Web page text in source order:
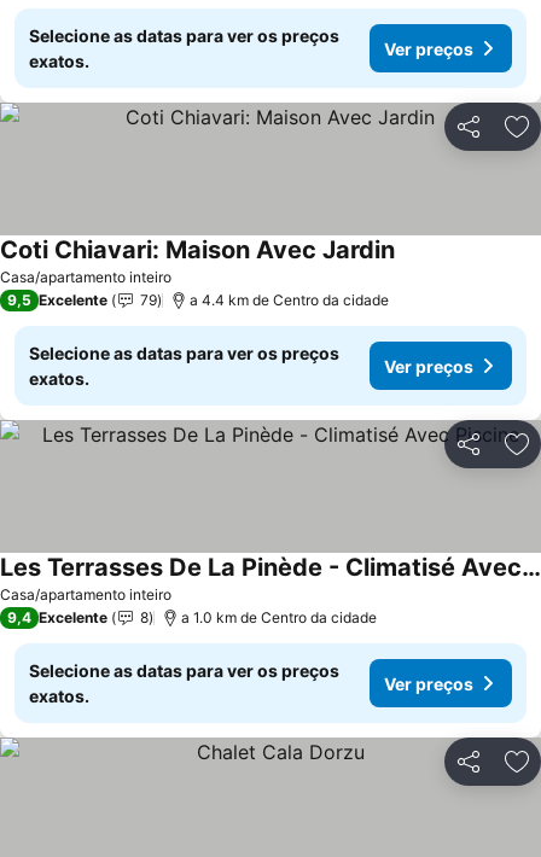
Selecione as datas para ver os preços
exatos.
Ver preços
Partilhar
Casa/apartamento inteiro
Coti Chiavari: Maison Avec JardinVer preços
9,5 Excelente 79 a 4.4 km de Centro da cidade
Selecione as datas para ver os preços
exatos.
Ver preços
Partilhar
Casa/apartamento inteiro
Les Terrasses De La Pinède - Climatisé Avec Piscine
Ver preços
9,4 Excelente 8 a 1.0 km de Centro da cidade
Selecione as datas para ver os preços
exatos.
Ver preços
Partilhar